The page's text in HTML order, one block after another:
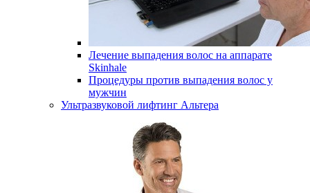
Лечение выпадения волос на аппарате
Skinhale
Процедуры против выпадения волос у
мужчин
Ультразвуковой лифтинг Альтера